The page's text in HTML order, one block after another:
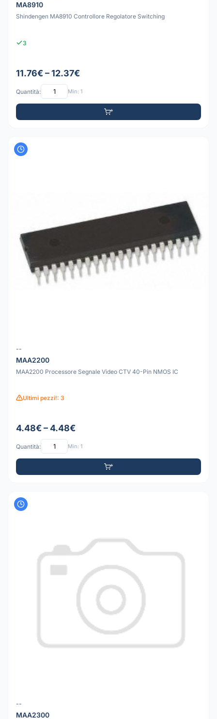
MA8910
Shindengen MA8910 Controllore Regolatore Switching
3
11.76€ – 12.37€
Quantità: Min: 1
--
MAA2200
MAA2200 Processore Segnale Video CTV 40-Pin NMOS IC
Ultimi pezzi!: 3
4.48€ – 4.48€
Quantità: Min: 1
--
MAA2300